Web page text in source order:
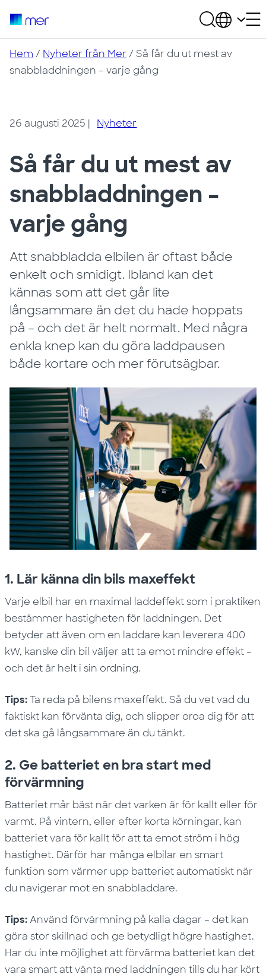
Hem / Nyheter från Mer /Så får du ut mest av
snabbladdningen – varje gång
26 augusti 2025 | Nyheter
Så får du ut mest av
snabbladdningen –
varje gång
Att snabbladda elbilen är oftast både
enkelt och smidigt. Ibland kan det
kännas som att det går lite
långsammare än det du hade hoppats
på – och det är helt normalt. Med några
enkla knep kan du göra laddpausen
både kortare och mer förutsägbar.
1. Lär känna din bils maxeffekt
Varje elbil har en maximal laddeffekt som i praktiken
bestämmer hastigheten för laddningen. Det
betyder att även om en laddare kan leverera 400
kW, kanske din bil väljer att ta emot mindre effekt –
och det är helt i sin ordning.
Tips: Ta reda på bilens maxeffekt. Så du vet vad du
faktiskt kan förvänta dig, och slipper oroa dig för att
det ska gå långsammare än du tänkt.
2. Ge batteriet en bra start med
förvärmning
Batteriet mår bäst när det varken är för kallt eller för
varmt. På vintern, eller efter korta körningar, kan
batteriet vara för kallt för att ta emot ström i hög
hastighet. Därför har många elbilar en smart
funktion som värmer upp batteriet automatiskt när
du navigerar mot en snabbladdare.
Tips: Använd förvärmning på kalla dagar – det kan
göra stor skillnad och ge betydligt högre hastighet.
Har du inte möjlighet att förvärma batteriet kan det
vara smart att vänta med laddningen tills du har kört